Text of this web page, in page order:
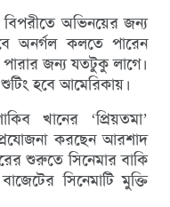
অভিনয়ের জন্য
অনর্গল কলতে পারেন
জন্য যতটুকু লাগে।
হবে আমেরিকায়।
খানের ‘প্রিয়তমা’
করছেন আরশাদ
শুরুতে সিনেমার বাকি
সিনেমাটি মুক্তি